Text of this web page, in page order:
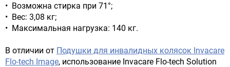
• Возможна стирка при 71°;
• Вес: 3,08 кг;
• Максимальная нагрузка: 140 кг.
В отличии от Подушки для инвалидных колясок Invacare
Flo-tech Image, использование Invacare Flo-tech Solution